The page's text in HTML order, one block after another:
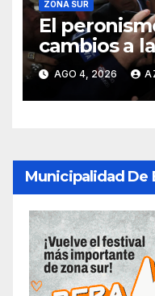
ZONA SUR
El
cambios a
convocó a
jueves en
AGO 4, 2026
Municipalidad De